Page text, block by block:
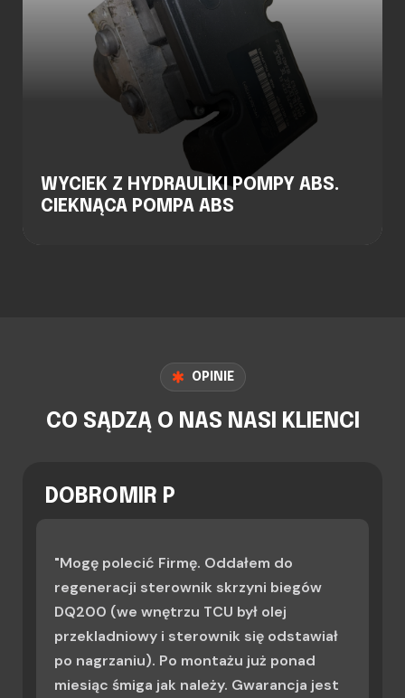
WYCIEK Z HYDRAULIKI POMPY ABS.
CIEKNĄCA POMPA ABS
OPINIE
CO SĄDZĄ O NAS NASI KLIENCI
DOBROMIR P
"Mogę polecić Firmę. Oddałem do
regeneracji sterownik skrzyni biegów
DQ200 (we wnętrzu TCU był olej
przekladniowy i sterownik się odstawiał
po nagrzaniu). Po montażu już ponad
miesiąc śmiga jak należy. Gwarancja jest